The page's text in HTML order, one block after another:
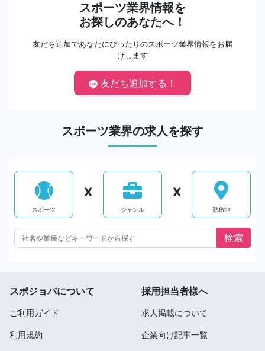
スポーツ業界情報を
お探しのあなたへ！
友だち追加であなたにぴったりのスポーツ業界情報をお届
けします
友だち追加する！
スポーツ業界の求人を探す
スポーツ
X
ジャンル
X
勤務地
スポジョバについて
ご利用ガイド
利用規約
採用担当者様へ
求人掲載について
企業向け記事一覧